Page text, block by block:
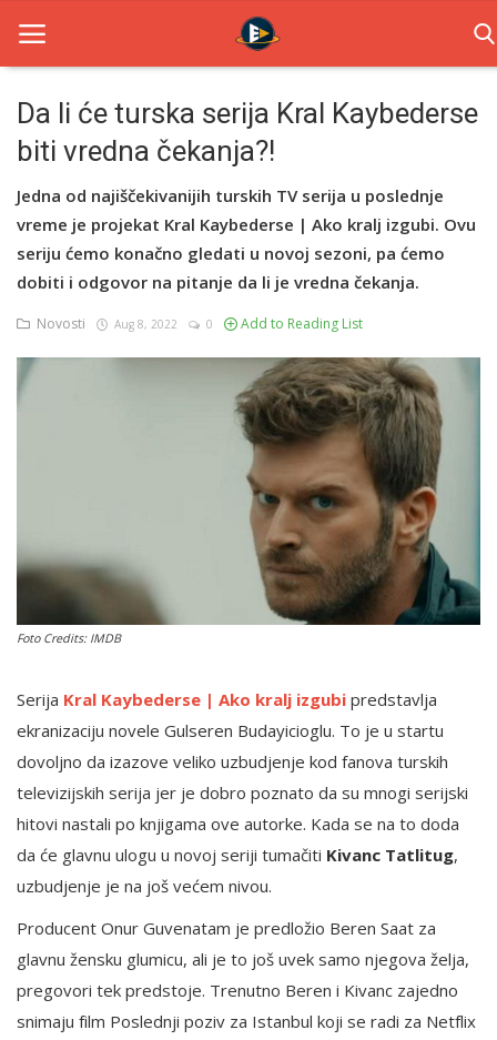
Home
Novosti
TV Serije
English
Da li će turska serija Kral Kaybederse
biti vredna čekanja?!
Jedna od najiščekivanijih turskih TV serija u poslednje
vreme je projekat Kral Kaybederse | Ako kralj izgubi. Ovu
seriju ćemo konačno gledati u novoj sezoni, pa ćemo
dobiti i odgovor na pitanje da li je vredna čekanja.
Novosti Aug 8, 2022 0 Add to Reading List
Foto Credits: IMDB
Serija Kral Kaybederse | Ako kralj izgubi predstavlja
ekranizaciju novele Gulseren Budayicioglu. To je u startu
dovoljno da izazove veliko uzbudjenje kod fanova turskih
televizijskih serija jer je dobro poznato da su mnogi serijski
hitovi nastali po knjigama ove autorke. Kada se na to doda
da će glavnu ulogu u novoj seriji tumačiti Kivanc Tatlitug,
uzbudjenje je na još većem nivou.
Producent Onur Guvenatam je predložio Beren Saat za
glavnu žensku glumicu, ali je to još uvek samo njegova želja,
pregovori tek predstoje. Trenutno Beren i Kivanc zajedno
snimaju film Poslednji poziv za Istanbul koji se radi za Netflix